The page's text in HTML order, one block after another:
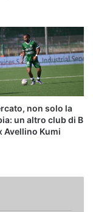
non solo la
un altro club di B
Avellino Kumi